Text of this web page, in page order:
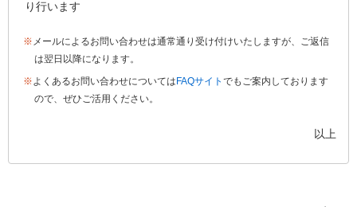
り行います
※ メールによるお問い合わせは通常通り受け付けいたしますが、ご返信
は翌日以降になります。
※よくあるお問い合わせについては FAQサイト でもご案内しております
ので、ぜひご活用ください。
以上